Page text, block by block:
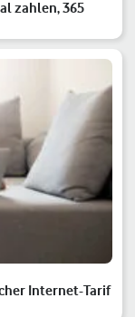
zahlen, 365
Internet-Tarif